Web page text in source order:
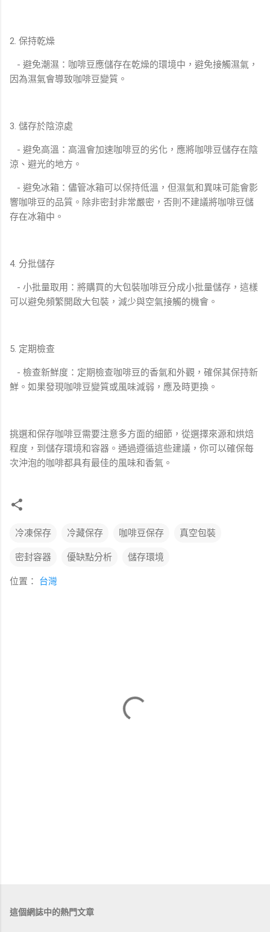
2. 保持乾燥
- 避免潮濕：咖啡豆應儲存在乾燥的環境中，避免接觸濕氣，
因為濕氣會導致咖啡豆變質。
3. 儲存於陰涼處
- 避免高溫：高溫會加速咖啡豆的劣化，應將咖啡豆儲存在陰
涼、避光的地方。
- 避免冰箱：儘管冰箱可以保持低溫，但濕氣和異味可能會影
響咖啡豆的品質。除非密封非常嚴密，否則不建議將咖啡豆儲
存在冰箱中。
4. 分批儲存
- 小批量取用：將購買的大包裝咖啡豆分成小批量儲存，這樣
可以避免頻繁開啟大包裝，減少與空氣接觸的機會。
5. 定期檢查
- 檢查新鮮度：定期檢查咖啡豆的香氣和外觀，確保其保持新
鮮。如果發現咖啡豆變質或風味減弱，應及時更換。
挑選和保存咖啡豆需要注意多方面的細節，從選擇來源和烘焙
程度，到儲存環境和容器。通過遵循這些建議，你可以確保每
次沖泡的咖啡都具有最佳的風味和香氣。
冷凍保存 冷藏保存 咖啡豆保存 真空包裝
密封容器 優缺點分析 儲存環境
位置： 台灣
這個網誌中的熱門文章